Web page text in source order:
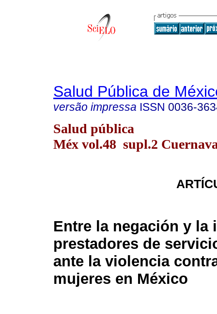
Salud Pública de
versão impressa ISSN 0036-
Salud pública
Méx vol.48 supl.2
Entre la negación y la
prestadores de
ante la violencia
mujeres en México